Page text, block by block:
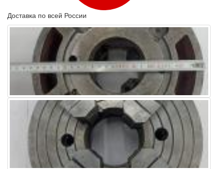
Доставка по всей России